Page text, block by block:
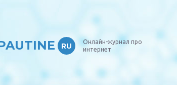
RU
Онлайн-журнал про
интернет